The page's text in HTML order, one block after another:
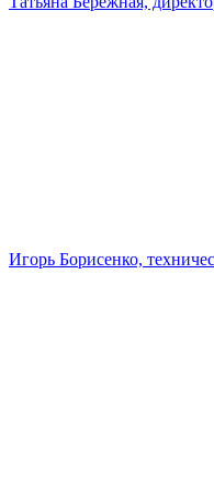
Игорь Борисенко,